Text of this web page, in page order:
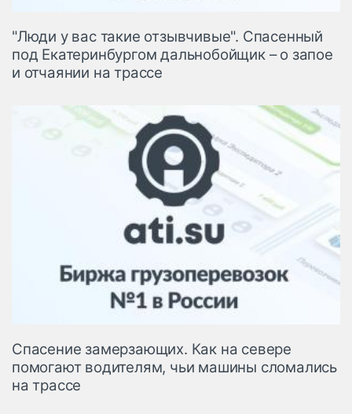
"Люди у вас такие отзывчивые". Спасенный
под Екатеринбургом дальнобойщик – о запое
и отчаянии на трассе
Спасение замерзающих. Как на севере
помогают водителям, чьи машины сломались
на трассе